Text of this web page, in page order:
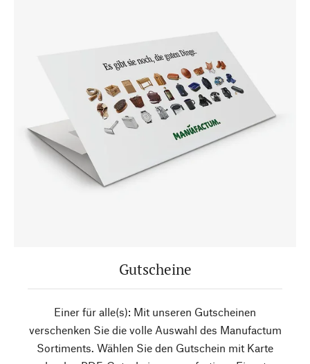
Gutscheine
Einer für alle(s): Mit unseren Gutscheinen
verschenken Sie die volle Auswahl des Manufactum
Sortiments. Wählen Sie den Gutschein mit Karte